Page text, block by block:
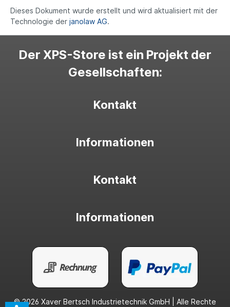
Dieses Dokument wurde erstellt und wird aktualisiert mit der
Technologie der janolaw AG.
Der XPS-Store ist ein Projekt der
Gesellschaften:
Kontakt
Informationen
Kontakt
Informationen
© 2026 Xaver Bertsch Industrietechnik GmbH | Alle Rechte